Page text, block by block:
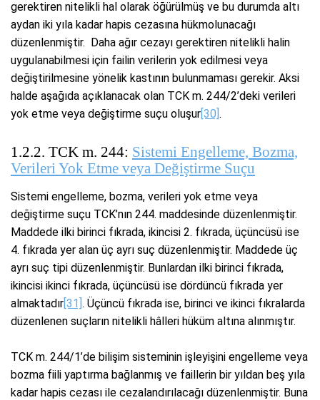
gerektiren nitelikli hal olarak öğürülmüş ve bu durumda altı
aydan iki yıla kadar hapis cezasına hükmolunacağı
düzenlenmiştir. Daha ağır cezayı gerektiren nitelikli halin
uygulanabilmesi için failin verilerin yok edilmesi veya
değiştirilmesine yönelik kastının bulunmaması gerekir. Aksi
halde aşağıda açıklanacak olan TCK m. 244/2’deki verileri
yok etme veya değiştirme suçu oluşur[30] .
1.2.2. TCK m. 244: Sistemi Engelleme, Bozma,
Verileri Yok Etme veya Değiştirme Suçu
Sistemi engelleme, bozma, verileri yok etme veya
değiştirme suçu TCK’nın 244. maddesinde düzenlenmiştir.
Maddede ilki birinci fıkrada, ikincisi 2. fıkrada, üçüncüsü ise
4. fıkrada yer alan üç ayrı suç düzenlenmiştir. Maddede üç
ayrı suç tipi düzenlenmiştir. Bunlardan ilki birinci fıkrada,
ikincisi ikinci fıkrada, üçüncüsü ise dördüncü fıkrada yer
almaktadır[31] . Üçüncü fıkrada ise, birinci ve ikinci fıkralarda
düzenlenen suçların nitelikli hâlleri hüküm altına alınmıştır.
TCK m. 244/1’de bilişim sisteminin işleyişini engelleme veya
bozma fiili yaptırma bağlanmış ve faillerin bir yıldan beş yıla
kadar hapis cezası ile cezalandırılacağı düzenlenmiştir. Buna